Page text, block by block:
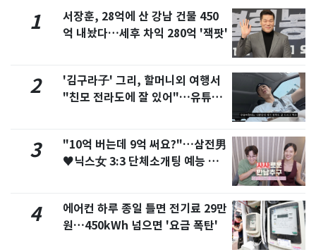
1
서장훈, 28억에 산 강남 건물 450
억 내놨다…세후 차익 280억 '잭팟'
2
'김구라子' 그리, 할머니외 여행서
"친모 전라도에 잘 있어"…유튜브
3
"10억 버는데 9억 써요?"…삼전男
♥닉스女 3:3 단체소개팅 예능 화
4
에어컨 하루 종일 틀면 전기료 29만
원…450kWh 넘으면 '요금 폭탄'